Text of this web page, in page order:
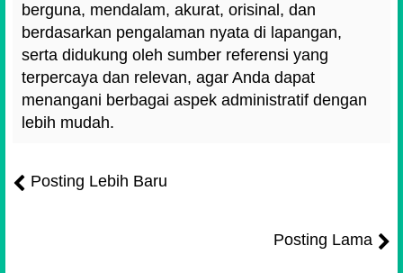
berguna, mendalam, akurat, orisinal, dan
berdasarkan pengalaman nyata di lapangan,
serta didukung oleh sumber referensi yang
terpercaya dan relevan, agar Anda dapat
menangani berbagai aspek administratif dengan
lebih mudah.
Posting Lebih Baru
Posting Lama